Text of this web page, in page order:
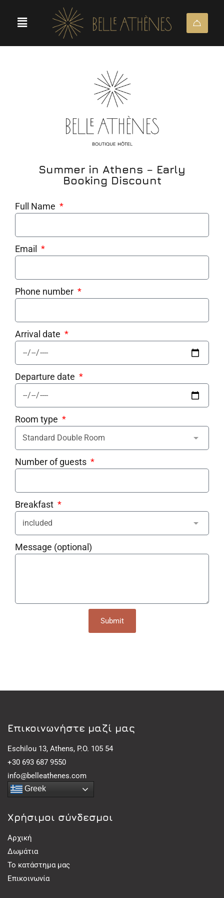
Summer in Athens – Early
Booking Discount
Full Name
Email
Phone number
Arrival date
Departure date
Room type
Number of guests
Breakfast
Message (optional)
Submit
Eπικοινωνήστε μαζί μας
Eschilou 13, Athens, P.O. 105 54
+30 693 687 9550
info@belleathenes.com
Greek
Χρήσιμοι σύνδεσμοι
Αρχική
Δωμάτια
Το κατάστημα μας
Επικοινωνία